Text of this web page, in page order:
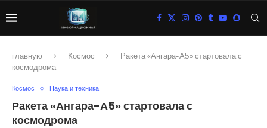
главную Космос
Ракета «Ангара-А5» стартовала с
космодрома
Космос Наука и техника
Ракета «Ангара-А5» стартовала с
космодрома